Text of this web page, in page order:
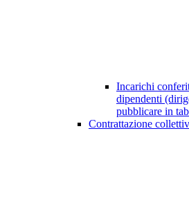
Incarichi
dipendenti
pubblicare in
Contrattazione